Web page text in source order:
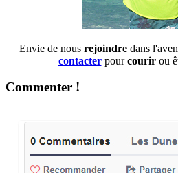
Envie de nous rejoindre dans
contacterpourcourir ou
Commenter !